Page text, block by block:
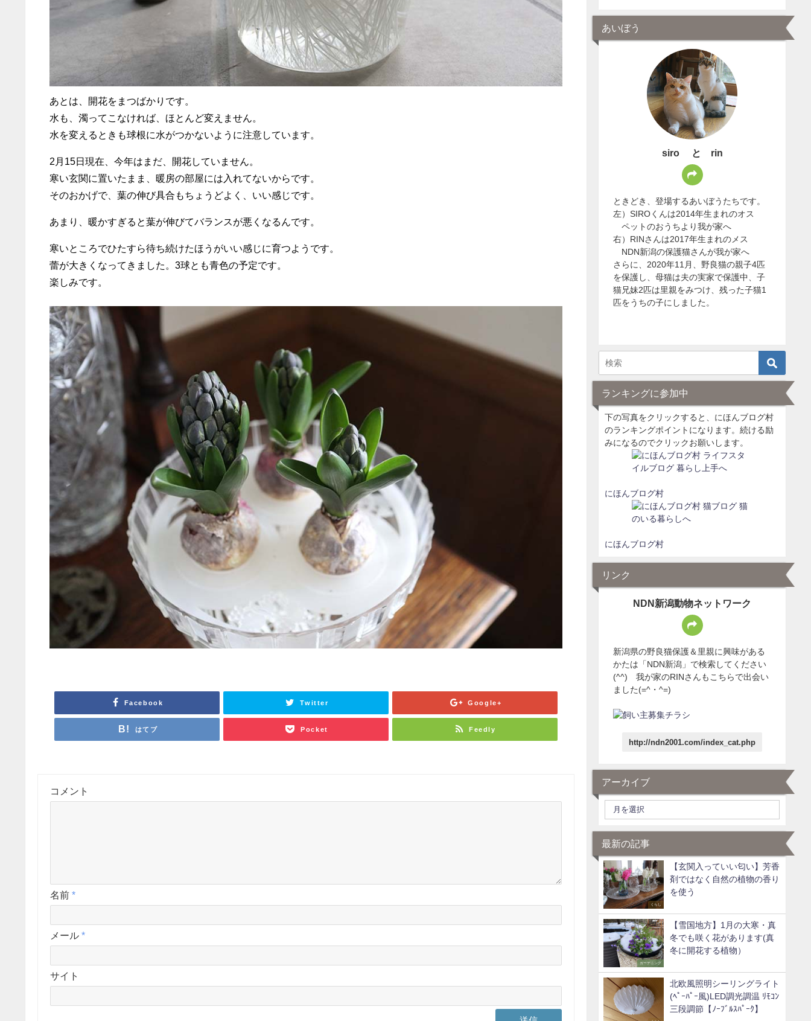
あとは、開花をまつばかりです。
水も、濁ってこなければ、ほとんど変えません。
水を変えるときも球根に水がつかないように注意しています。
2月15日現在、今年はまだ、開花していません。
寒い玄関に置いたまま、暖房の部屋には入れてないからです。
そのおかげで、葉の伸び具合もちょうどよく、いい感じです。
あまり、暖かすぎると葉が伸びてバランスが悪くなるんです。
寒いところでひたすら待ち続けたほうがいい感じに育つようです。
蕾が大きくなってきました。3球とも青色の予定です。
楽しみです。
Facebook Twitter Google+
はてブ Pocket Feedly
コメント
名前 *
メール *
サイト
あいぼう
siro と rin
ときどき、登場するあいぼうたちです。
左）SIROくんは2014年生まれのオス
ペットのおうちより我が家へ
右）RINさんは2017年生まれのメス
NDN新潟の保護猫さんが我が家へ
さらに、2020年11月、野良猫の親子4匹
を保護し、母猫は夫の実家で保護中、子
猫兄妹2匹は里親をみつけ、残った子猫1
匹をうちの子にしました。
ランキングに参加中
下の写真をクリックすると、にほんブログ村
のランキングポイントになります。続ける励
みになるのでクリックお願いします。
にほんブログ村
にほんブログ村
リンク
NDN新潟動物ネットワーク
新潟県の野良猫保護＆里親に興味がある
かたは「NDN新潟」で検索してください
(^^) 我が家のRINさんもこちらで出会い
ました(=^・^=)
http://ndn2001.com/index_cat.php
アーカイブ
最新の記事
くらし
【玄関入っていい匂い】芳香
剤ではなく自然の植物の香り
を使う
ガーデニング
【雪国地方】1月の大寒・真
冬でも咲く花があります(真
冬に開花する植物）
北欧風照明シーリングライト
(ﾍﾟｰﾊﾟｰ風)LED調光調温 ﾘﾓｺﾝ
三段調節【ﾉｰﾌﾞﾙｽﾊﾟｰｸ】